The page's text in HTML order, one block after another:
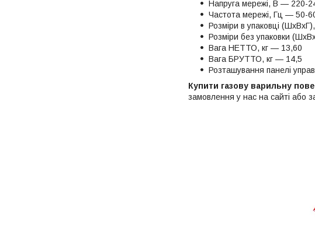
Напруга мережі, В — 220-
Частота мережі, Гц — 50-
Розміри в упаковці
Розміри без упаковки
Вага НЕТТО, кг — 13,60
Вага БРУТТО, кг — 14,5
Розташування панелі
Купити газову варильну
замовлення у нас на сайті або